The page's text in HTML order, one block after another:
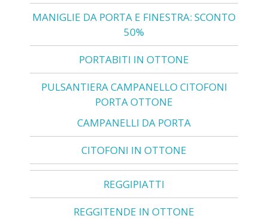
MANIGLIE DA PORTA E FINESTRA: SCONTO
50%
PORTABITI IN OTTONE
PULSANTIERA CAMPANELLO CITOFONI
PORTA OTTONE
CAMPANELLI DA PORTA
CITOFONI IN OTTONE
REGGIPIATTI
REGGITENDE IN OTTONE